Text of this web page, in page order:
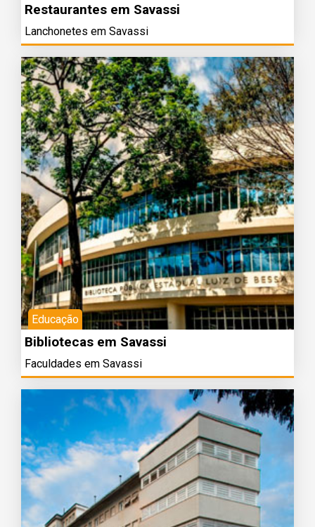
Restaurantes em Savassi
Lanchonetes em Savassi
Educação
Bibliotecas em Savassi
Faculdades em Savassi